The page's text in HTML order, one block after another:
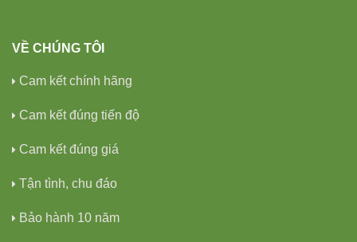
VỀ CHÚNG TÔI
Cam kết chính hãng
Cam kết đúng tiến độ
Cam kết đúng giá
Tận tình, chu đáo
Bảo hành 10 năm